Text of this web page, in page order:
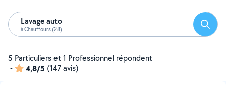
Lavage auto
à Chauffours (28)
5 Particuliers et 1 Professionnel répondent
-
4,8/5 (147 avis)